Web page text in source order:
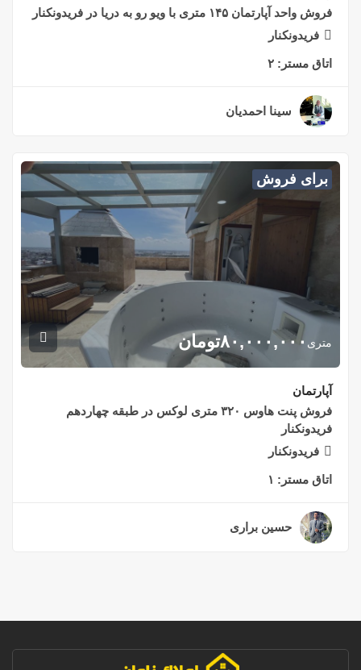
فروش واحد آپارتمان ۱۴۵ متری با ویو رو به دریا در فریدونکنار
فریدونکنار
اتاق مستر: ۲
سینا احمدیان
برای فروش
متری ۸۰,۰۰۰,۰۰۰تومان
آپارتمان
فروش پنت هاوس ۳۲۰ متری لوکس در طبقه چهاردهم
فریدونکنار
فریدونکنار
اتاق مستر: ۱
حسین براری